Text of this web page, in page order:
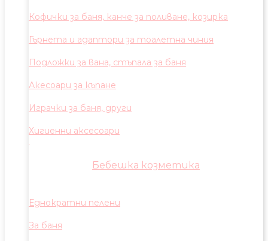
Кофички за баня, канче за поливане, козирка
Гърнета и адаптори за тоалетна чиния
Подложки за вана, стъпала за баня
Акесоари за къпане
Играчки за баня, други
Хигиенни аксесоари
Бебешка козметика
Еднократни пелени
За баня